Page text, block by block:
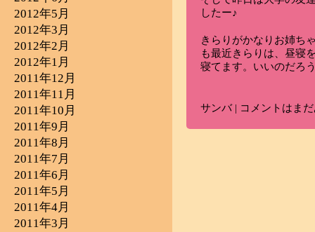
したー♪
きらりがかなりお姉ち
も最近きらりは、昼寝
寝てます。いいのだろ
サンバ| コメントはま
2012年5月
2012年3月
2012年2月
2012年1月
2011年12月
2011年11月
2011年10月
2011年9月
2011年8月
2011年7月
2011年6月
2011年5月
2011年4月
2011年3月